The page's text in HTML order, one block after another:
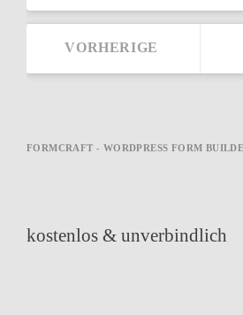
VORHERIGE
FORMCRAFT - WORDPRESS FORM
kostenlos & unverbindlich